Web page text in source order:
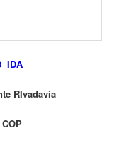
IDA
RIvadavia